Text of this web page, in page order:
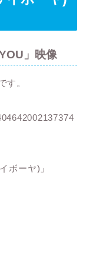
」映像
す。
ボーヤ)」